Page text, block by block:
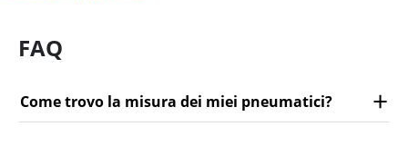
FAQ
Come trovo la misura dei miei pneumatici?